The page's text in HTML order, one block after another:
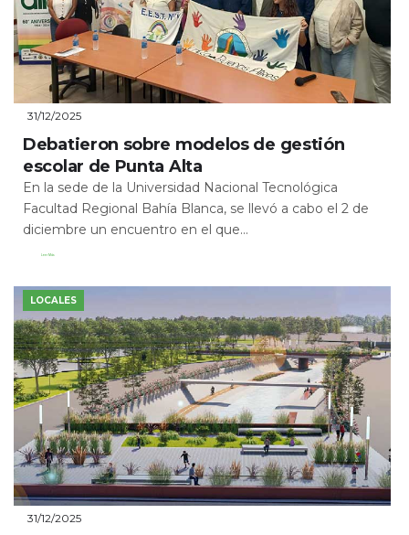
31/12/2025
Debatieron sobre modelos de gestión
escolar de Punta Alta
En la sede de la Universidad Nacional Tecnológica
Facultad Regional Bahía Blanca, se llevó a cabo el 2 de
diciembre un encuentro en el que...
Leer Más
LOCALES
31/12/2025